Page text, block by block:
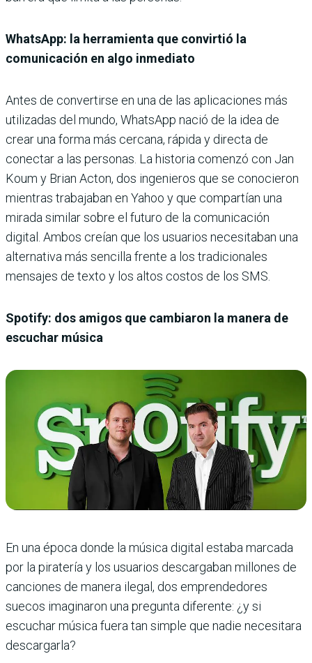
WhatsApp: la herramienta que convirtió la
comunicación en algo inmediato
Antes de convertirse en una de las aplicaciones más
utilizadas del mundo, WhatsApp nació de la idea de
crear una forma más cercana, rápida y directa de
conectar a las personas. La historia comenzó con Jan
Koum y Brian Acton, dos ingenieros que se conocieron
mientras trabajaban en Yahoo y que compartían una
mirada similar sobre el futuro de la comunicación
digital. Ambos creían que los usuarios necesitaban una
alternativa más sencilla frente a los tradicionales
mensajes de texto y los altos costos de los SMS.
Spotify: dos amigos que cambiaron la manera de
escuchar música
En una época donde la música digital estaba marcada
por la piratería y los usuarios descargaban millones de
canciones de manera ilegal, dos emprendedores
suecos imaginaron una pregunta diferente: ¿y si
escuchar música fuera tan simple que nadie necesitara
descargarla?